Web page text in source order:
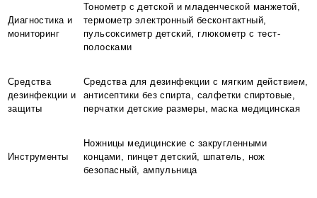
Диагностика и
мониторинг
Тонометр с детской и младенческой манжетой,
термометр электронный бесконтактный,
пульсоксиметр детский, глюкометр с тест-
полосками
Средства
дезинфекции и
защиты
Средства для дезинфекции с мягким действием,
антисептики без спирта, салфетки спиртовые,
перчатки детские размеры, маска медицинская
Инструменты
Ножницы медицинские с закругленными
концами, пинцет детский, шпатель, нож
безопасный, ампульница